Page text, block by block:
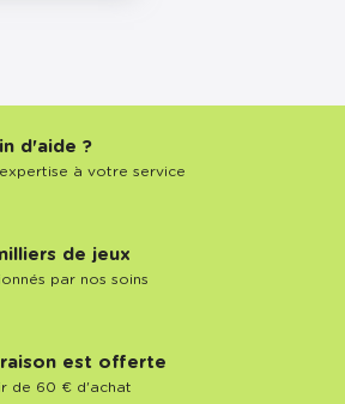
d'aide ?
à votre service
de jeux
par nos soins
est offerte
de 60 € d'achat